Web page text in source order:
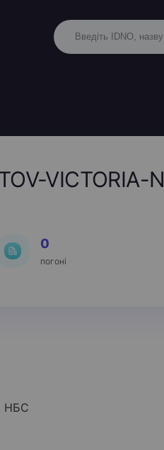
VICTORIA-N
0
погоні
НБС